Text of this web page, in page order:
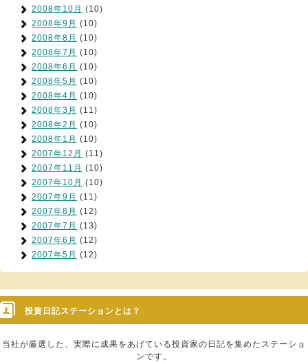
2008年10月 (10)
2008年9月 (10)
2008年8月 (10)
2008年7月 (10)
2008年6月 (10)
2008年5月 (10)
2008年4月 (10)
2008年3月 (11)
2008年2月 (10)
2008年1月 (10)
2007年12月 (11)
2007年11月 (10)
2007年10月 (10)
2007年9月 (11)
2007年8月 (12)
2007年7月 (13)
2007年6月 (12)
2007年5月 (12)
投資日記ステーションとは？
当社が厳選した、実際に成果をあげている投資家の日記を集めたステーショ
ンです。